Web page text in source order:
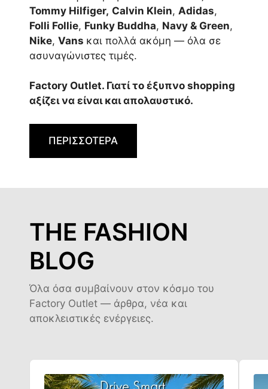
Tommy Hilfiger, Calvin Klein, Adidas,
Folli Follie, Funky Buddha, Navy & Green,
Nike, Vans και πολλά ακόμη — όλα σε
ασυναγώνιστες τιμές.
Factory Outlet. Γιατί το έξυπνο shopping
αξίζει να είναι και απολαυστικό.
ΠΕΡΙΣΣΟΤΕΡΑ
THE FASHION
BLOG
Όλα όσα συμβαίνουν στον κόσμο του
Factory Outlet — άρθρα, νέα και
αποκλειστικές ενέργειες.